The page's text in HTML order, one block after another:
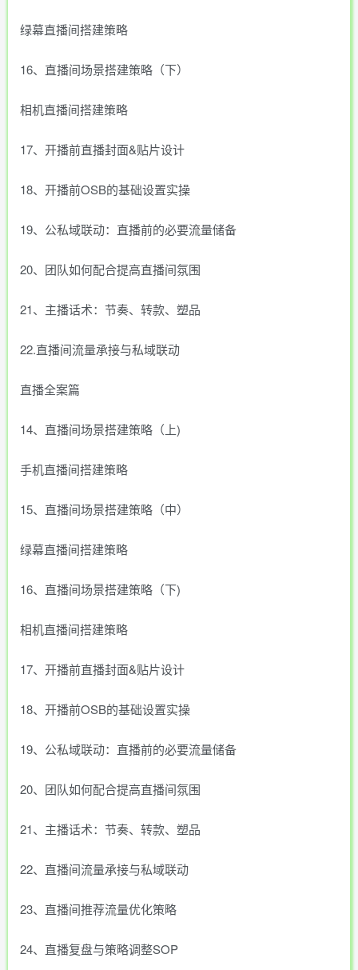
绿幕直播间搭建策略
16、直播间场景搭建策略（下）
相机直播间搭建策略
17、开播前直播封面&贴片设计
18、开播前OSB的基础设置实操
19、公私域联动：直播前的必要流量储备
20、团队如何配合提高直播间氛围
21、主播话术：节奏、转款、塑品
22.直播间流量承接与私域联动
直播全案篇
14、直播间场景搭建策略（上)
手机直播间搭建策略
15、直播间场景搭建策略（中）
绿幕直播间搭建策略
16、直播间场景搭建策略（下)
相机直播间搭建策略
17、开播前直播封面&贴片设计
18、开播前OSB的基础设置实操
19、公私域联动：直播前的必要流量储备
20、团队如何配合提高直播间氛围
21、主播话术：节奏、转款、塑品
22、直播间流量承接与私域联动
23、直播间推荐流量优化策略
24、直播复盘与策略调整SOP